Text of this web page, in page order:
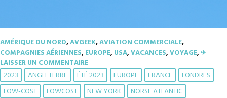
AMÉRIQUE DU NORD,AVGEEK,AVIATION COMMERCIALE,
COMPAGNIES AÉRIENNES,EUROPE,USA,VACANCES,VOYAGE,✈︎
LAISSER UN COMMENTAIRE
2023 ANGLETERRE ÉTÉ 2023 EUROPE FRANCE
LONDRES
LOW-COST
LOWCOST NEW YORK
NORSE ATLANTIC